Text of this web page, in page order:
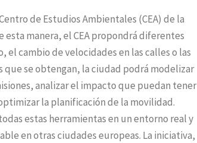
de Estudios Ambientales (CEA) de la
manera, el CEA propondrá diferentes
cambio de velocidades en las calles o las
que se obtengan, la ciudad podrá modelizar
analizar el impacto que puedan tener
la planificación de la movilidad.
estas herramientas en un entorno real y
en otras ciudades europeas. La iniciativa,